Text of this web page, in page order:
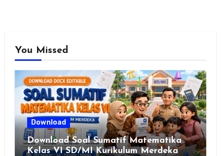
You Missed
Download
Download Soal Sumatif Matematika
Kelas VI SD/MI Kurikulum Merdeka